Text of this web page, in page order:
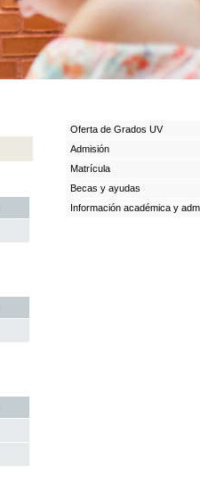
Oferta de Grados UV
Admisión
Matrícula
Becas y ayudas
Información académica y